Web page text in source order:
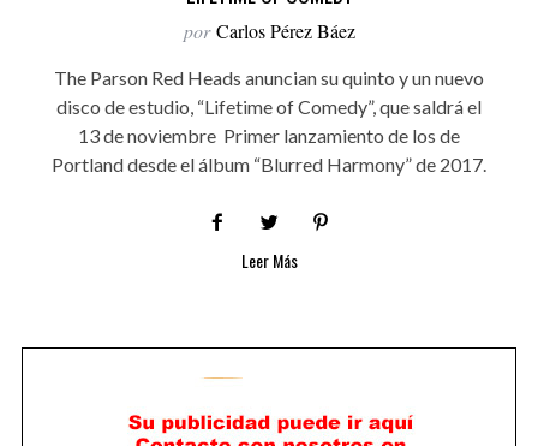
por Carlos Pérez Báez
The Parson Red Heads anuncian su quinto y un nuevo
disco de estudio, “Lifetime of Comedy”, que saldrá el
13 de noviembre Primer lanzamiento de los de
Portland desde el álbum “Blurred Harmony” de 2017.
Leer Más